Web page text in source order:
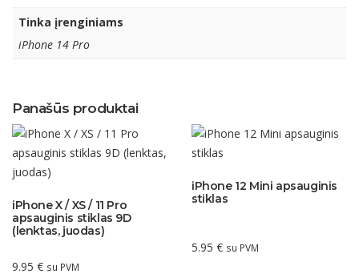
Tinka įrenginiams
iPhone 14 Pro
Panašūs produktai
iPhone X / XS / 11 Pro
apsauginis stiklas 9D
(lenktas, juodas)
9.95 € su PVM
iPhone 12 Mini apsauginis
stiklas
5.95 € su PVM